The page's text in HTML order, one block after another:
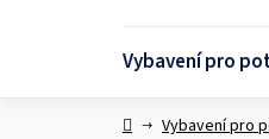
Vybavení pro
DomůVybavení pro